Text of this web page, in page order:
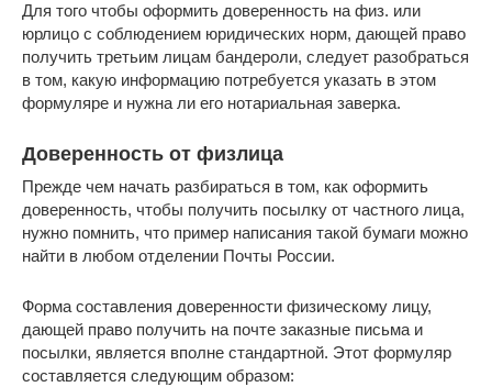
Для того чтобы оформить доверенность на физ. или
юрлицо с соблюдением юридических норм, дающей право
получить третьим лицам бандероли, следует разобраться
в том, какую информацию потребуется указать в этом
формуляре и нужна ли его нотариальная заверка.
Доверенность от физлица
Прежде чем начать разбираться в том, как оформить
доверенность, чтобы получить посылку от частного лица,
нужно помнить, что пример написания такой бумаги можно
найти в любом отделении Почты России.
Форма составления доверенности физическому лицу,
дающей право получить на почте заказные письма и
посылки, является вполне стандартной. Этот формуляр
составляется следующим образом: